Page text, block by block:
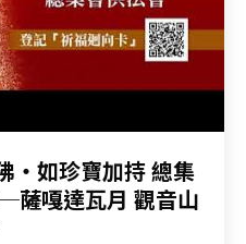
‧如珍寶加持 總集
薩嘎達瓦月 觀音山